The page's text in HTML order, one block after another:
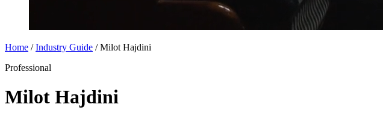
Home / Industry Guide / Milot Hajdini
Professional
Milot Hajdini